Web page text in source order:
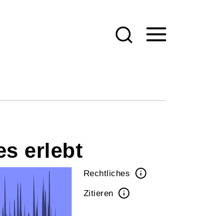
erlebt
Rechtliches
Zitieren